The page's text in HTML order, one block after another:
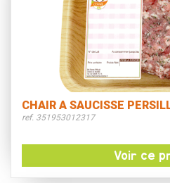
CHAIR A SAUCISSE
ref. 351953012317
Voir ce